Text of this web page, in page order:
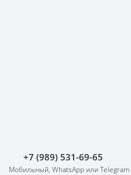
+7 (989) 531-69-65
Мобильный, WhatsApp или Telegram